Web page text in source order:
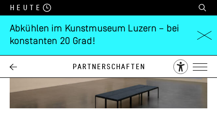
Heute
Abkühlen im Kunstmuseum Luzern – bei
konstanten 20 Grad!
Partnerschaften